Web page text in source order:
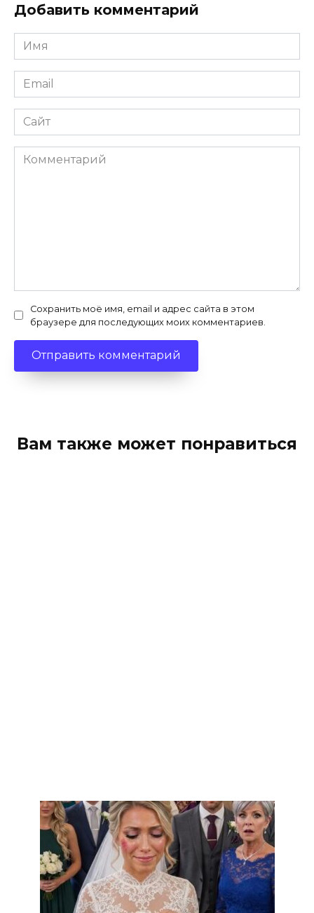
Добавить комментарий
Имя
*
Email
*
Сайт
Комментарий
Сохранить моё имя, email и адрес сайта в этом
браузере для последующих моих комментариев.
Вам также может понравиться